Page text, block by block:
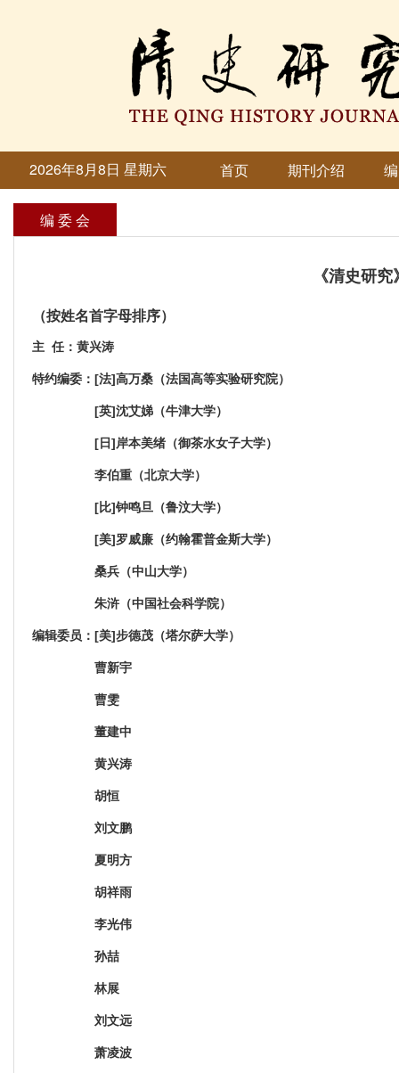
2026年8月8日 星期六 首页 期刊介绍
编 委 会
《清史研
（按姓名首字母排序）
主 任：黄兴涛
特约编委：[法]高万桑（法国高等实验研究院）
[英]沈艾娣（牛津大学）
[日]岸本美绪（御茶水女子大学）
李伯重（北京大学）
[比]钟鸣旦（鲁汶大学）
[美]罗威廉（约翰霍普金斯大学）
桑兵（中山大学）
朱浒（中国社会科学院）
编辑委员：[美]步德茂（塔尔萨大学）
曹新宇
曹雯
董建中
黄兴涛
胡恒
刘文鹏
夏明方
胡祥雨
李光伟
孙喆
林展
刘文远
萧凌波